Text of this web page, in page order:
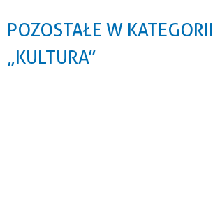
POZOSTAŁE W KATEGORII
„KULTURA”